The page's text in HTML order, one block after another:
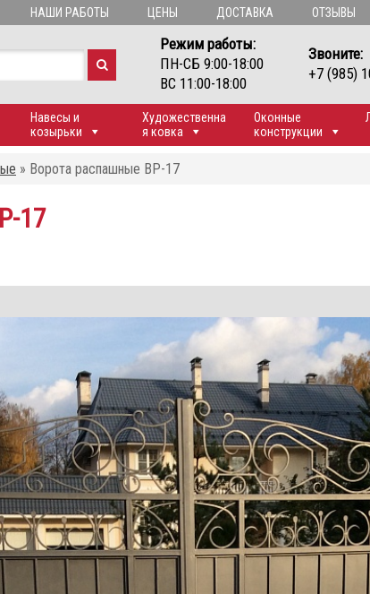
НАШИ РАБОТЫ ЦЕНЫ ДОСТАВКА ОТЗЫВЫ
Режим работы:
ПН-СБ 9:00-18:00
ВС 11:00-18:00
Звоните:
+7 (985)
Навесы и
козырьки
Художественна
я ковка
Оконные
конструкции
» Ворота распашные ВР-17
17